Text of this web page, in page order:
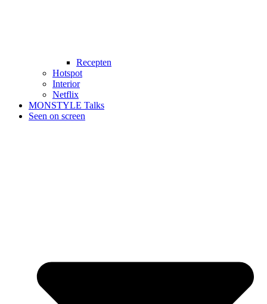
Recepten
Hotspot
Interior
Netflix
MONSTYLE Talks
Seen on screen